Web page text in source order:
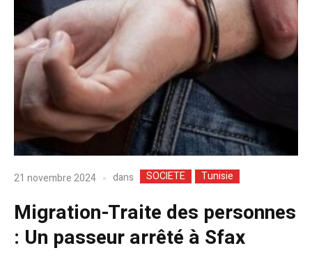
21 novembre 2024 dans SOCIETE Tunisie
Migration-Traite des personnes
: Un passeur arrêté à Sfax